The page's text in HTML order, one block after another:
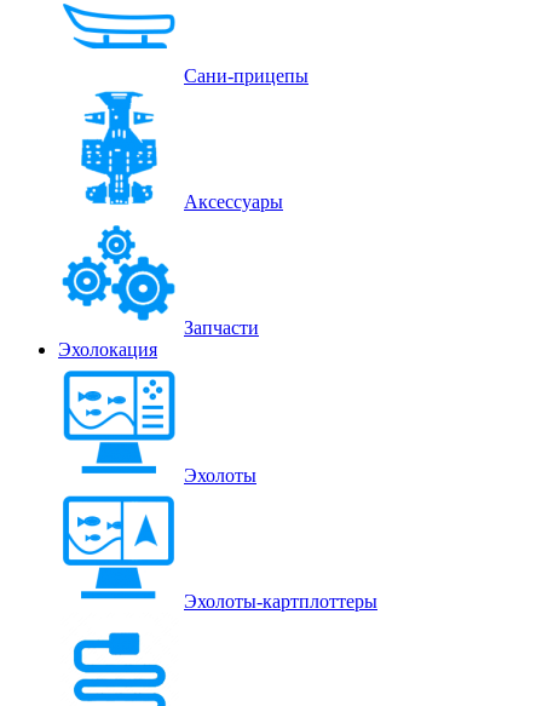
Сани-прицепы
Аксессуары
Запчасти
Эхолокация
Эхолоты
Эхолоты-картплоттеры